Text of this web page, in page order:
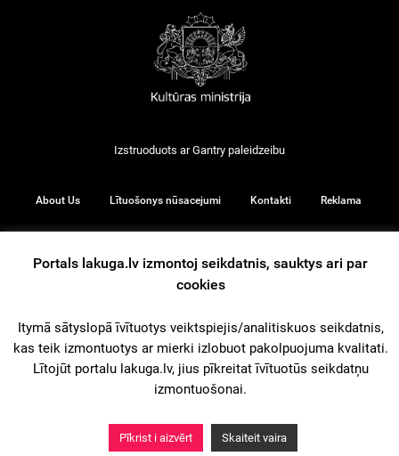
Izstruoduots arGantry paleidzeibu
About Us Lītuošonys nūsacejumi Kontakti Reklama
© 2026
iz augšu
Portals lakuga.lv izmontoj seikdatnis, sauktys ari par
cookies
Itymā sātyslopā īvītuotys veiktspiejis/analitiskuos seikdatnis,
kas teik izmontuotys ar mierki izlobuot pakolpuojuma kvalitati.
Lītojūt portalu lakuga.lv, jius pīkreitat īvītuotūs seikdatņu
izmontuošonai.
Pīkrist i aizvērt Skaiteit vaira